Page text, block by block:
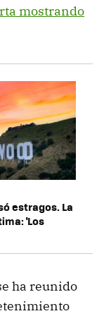
mostrando
estragos. La
'Los
ha reunido